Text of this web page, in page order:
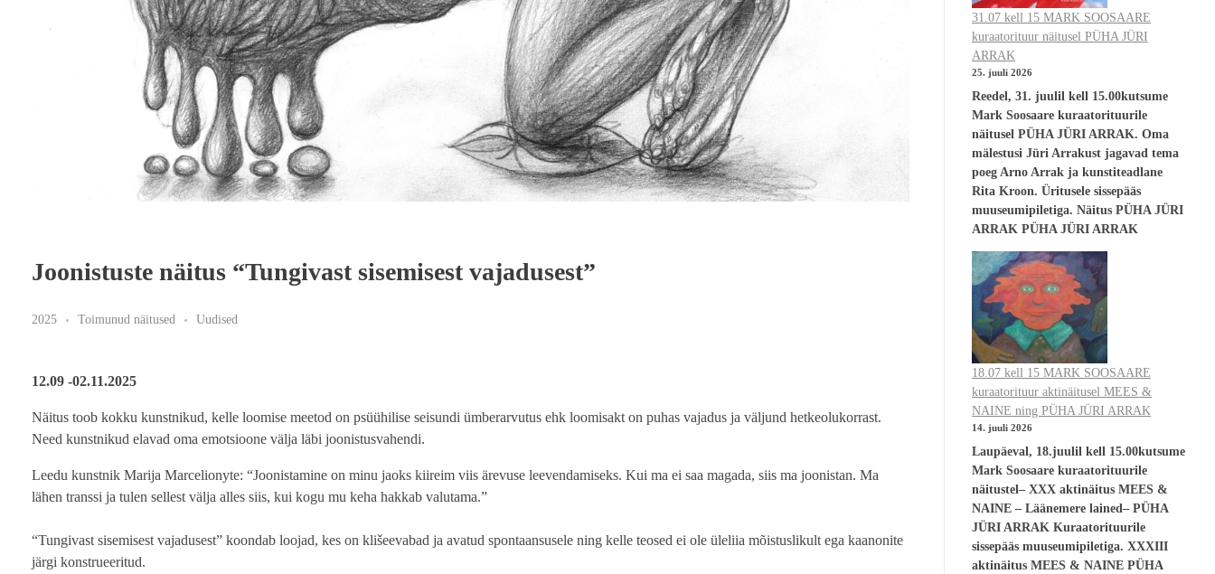
Joonistuste näitus “Tungivast sisemisest vajadusest”
2025 Toimunud näitused Uudised
12.09 -02.11.2025
Näitus toob kokku kunstnikud, kelle loomise meetod on psüühilise seisundi ümberarvutus ehk loomisakt on puhas vajadus ja väljund hetkeolukorrast.
Need kunstnikud elavad oma emotsioone välja läbi joonistusvahendi.
Leedu kunstnik Marija Marcelionyte: “Joonistamine on minu jaoks kiireim viis ärevuse leevendamiseks. Kui ma ei saa magada, siis ma joonistan. Ma
lähen transsi ja tulen sellest välja alles siis, kui kogu mu keha hakkab valutama.”
“Tungivast sisemisest vajadusest” koondab loojad, kes on klišeevabad ja avatud spontaansusele ning kelle teosed ei ole üleliia mõistuslikult ega kaanonite
järgi konstrueeritud.
31.07 kell 15 MARK SOOSAARE
kuraatorituur näitusel PÜHA JÜRI
ARRAK
25. juuli 2026
Reedel, 31. juulil kell 15.00kutsume
Mark Soosaare kuraatorituurile
näitusel PÜHA JÜRI ARRAK. Oma
mälestusi Jüri Arrakust jagavad tema
poeg Arno Arrak ja kunstiteadlane
Rita Kroon. Üritusele sissepääs
muuseumipiletiga. Näitus PÜHA JÜRI
ARRAK PÜHA JÜRI ARRAK
18.07 kell 15 MARK SOOSAARE
kuraatorituur aktinäitusel MEES &
NAINE ning PÜHA JÜRI ARRAK
14. juuli 2026
Laupäeval, 18.juulil kell 15.00kutsume
Mark Soosaare kuraatorituurile
näitustel– XXX aktinäitus MEES &
NAINE – Läänemere lained– PÜHA
JÜRI ARRAK Kuraatorituurile
sissepääs muuseumipiletiga. XXXIII
aktinäitus MEES & NAINE PÜHA